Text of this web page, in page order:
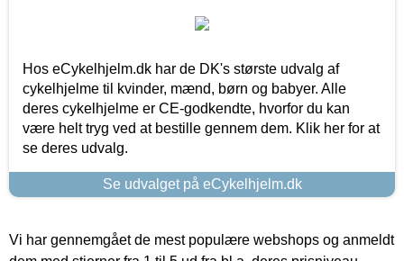
Hos eCykelhjelm.dk har de DK's største udvalg af
cykelhjelme til kvinder, mænd, børn og babyer. Alle
deres cykelhjelme er CE-godkendte, hvorfor du kan
være helt tryg ved at bestille gennem dem. Klik her for at
se deres udvalg.
Se udvalget på eCykelhjelm.dk
Vi har gennemgået de mest populære webshops og anmeldt